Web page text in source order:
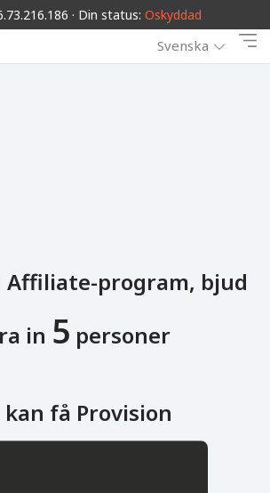
· Din status: Oskyddad
Svenska
Affiliate-program, bjud
in 5 personer
kan få Provision
.